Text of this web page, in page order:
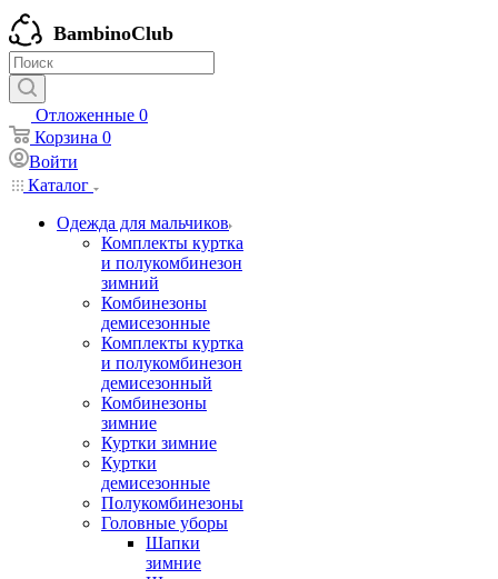
BambinoClub
Отложенные 0
Корзина 0
Войти
Каталог
Одежда для мальчиков
Комплекты куртка
и полукомбинезон
зимний
Комбинезоны
демисезонные
Комплекты куртка
и полукомбинезон
демисезонный
Комбинезоны
зимние
Куртки зимние
Куртки
демисезонные
Полукомбинезоны
Головные уборы
Шапки
зимние